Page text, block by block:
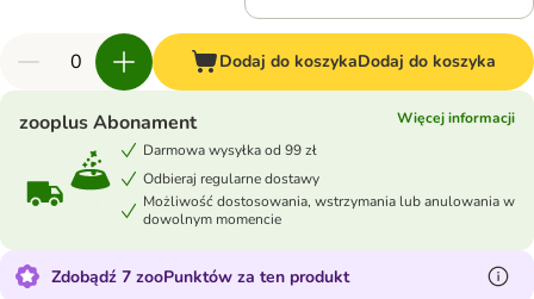
Dodaj do koszykaDodaj do koszyka
zooplus Abonament
Więcej informacji
Darmowa wysyłka od 99 zł
Odbieraj regularne dostawy
Możliwość dostosowania, wstrzymania lub anulowania w
dowolnym momencie
Zdobądź 7 zooPunktów za ten produkt